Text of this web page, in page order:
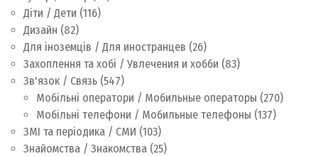
Діти / Дети (116)
Дизайн (82)
Для іноземців / Для иностранцев (26)
Захоплення та хобі / Увлечения и хобби (83)
Зв'язок / Связь (547)
Мобільні оператори / Мобильные операторы (270)
Мобільні телефони / Мобильные телефоны (137)
ЗМІ та періодика / СМИ (103)
Знайомства / Знакомства (25)